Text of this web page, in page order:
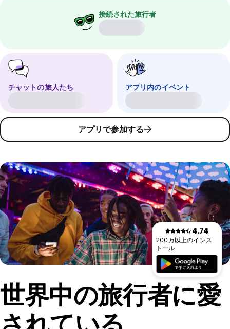
接続された旅行者
チャットの旅人たち アプリ内のイベント
アプリで参加する
4.74
200万以上のインス
トール
世界中の旅行者に愛